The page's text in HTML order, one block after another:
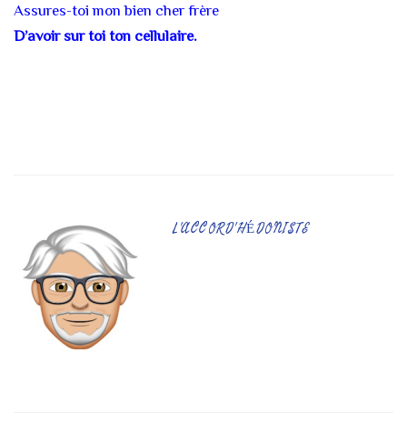
Assures-toi mon bien cher frère
D’avoir sur toi ton cellulaire.
L'ACCORD'HÉDONISTE